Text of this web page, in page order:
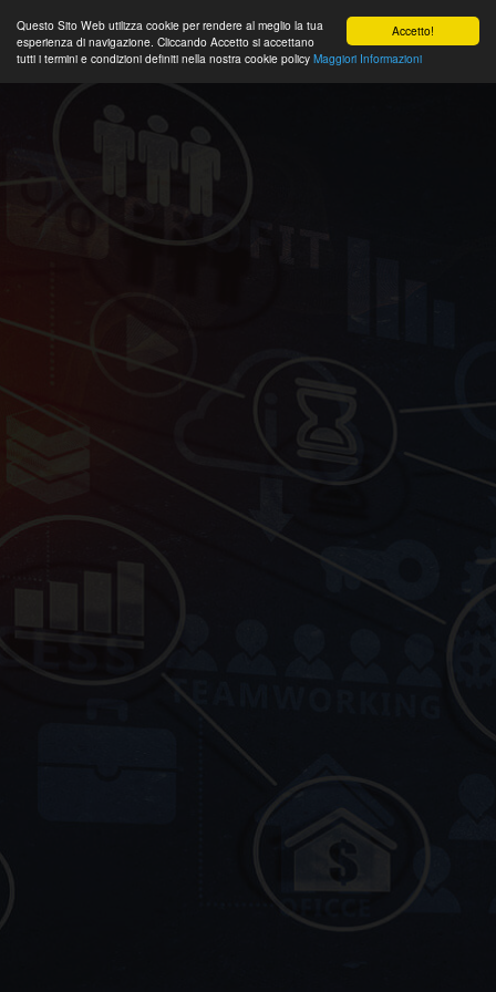
Accetto!
Questo Sito Web utilizza cookie per rendere al meglio la tua
esperienza di navigazione. Cliccando Accetto si accettano
tutti i termini e condizioni definiti nella nostra cookie policy Maggiori Informazioni